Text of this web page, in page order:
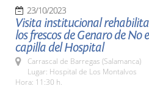
23/10/2023
Visita institucional
los frescos de Genaro de No
capilla del Hospital
Carrascal de Barregas (Salamanca)
Lugar: Hospital de Los Montalvos
Hora: 11:30 h.